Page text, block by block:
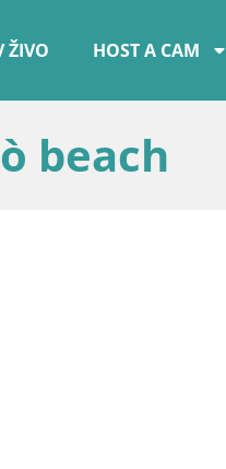
ŽIVO HOST A CAM
beach